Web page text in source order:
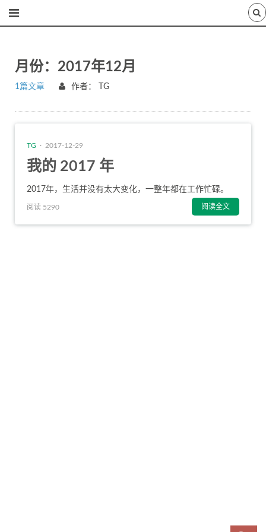
月份：2017年12月
1篇文章 作者： TG
TG · 2017-12-29
我的 2017 年
2017年，生活并没有太大变化，一整年都在工作忙碌。
阅读 5290 阅读全文